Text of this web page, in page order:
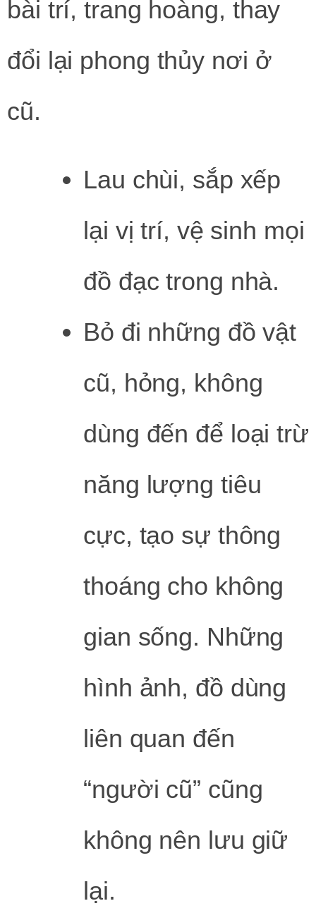
bài trí, trang hoàng, thay
đổi lại phong thủy nơi ở
cũ.
Lau chùi, sắp xếp
lại vị trí, vệ sinh mọi
đồ đạc trong nhà.
Bỏ đi những đồ vật
cũ, hỏng, không
dùng đến để loại trừ
năng lượng tiêu
cực, tạo sự thông
thoáng cho không
gian sống. Những
hình ảnh, đồ dùng
liên quan đến
“người cũ” cũng
không nên lưu giữ
lại.